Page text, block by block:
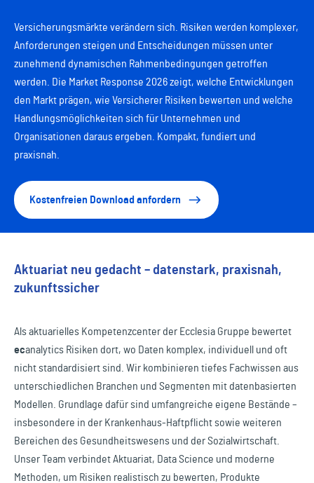
Versicherungsmärkte verändern sich. Risiken werden komplexer,
Anforderungen steigen und Entscheidungen müssen unter
zunehmend dynamischen Rahmenbedingungen getroffen
werden. Die Market Response 2026 zeigt, welche Entwicklungen
den Markt prägen, wie Versicherer Risiken bewerten und welche
Handlungsmöglichkeiten sich für Unternehmen und
Organisationen daraus ergeben. Kompakt, fundiert und
praxisnah.
Kostenfreien Download anfordern
Aktuariat neu gedacht – datenstark, praxisnah,
zukunftssicher
Als aktuarielles Kompetenzcenter der Ecclesia Gruppe bewertet
ecanalytics Risiken dort, wo Daten komplex, individuell und oft
nicht standardisiert sind. Wir kombinieren tiefes Fachwissen aus
unterschiedlichen Branchen und Segmenten mit datenbasierten
Modellen. Grundlage dafür sind umfangreiche eigene Bestände –
insbesondere in der Krankenhaus-Haftpflicht sowie weiteren
Bereichen des Gesundheitswesens und der Sozialwirtschaft.
Unser Team verbindet Aktuariat, Data Science und moderne
Methoden, um Risiken realistisch zu bewerten, Produkte